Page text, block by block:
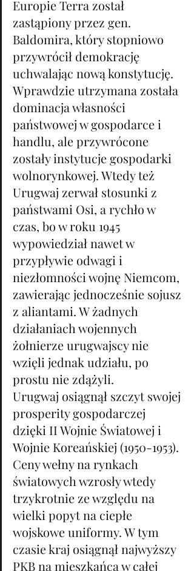
Europie Terra został
zastąpiony przez gen.
Baldomira, który stopniowo
przywrócił demokrację
uchwalając nową konstytucję.
Wprawdzie utrzymana została
dominacja własności
państwowej w gospodarce i
handlu, ale przywrócone
zostały instytucje gospodarki
wolnorynkowej. Wtedy też
Urugwaj zerwał stosunki z
państwami Osi, a rychło w
czas, bo w roku 1945
wypowiedział nawet w
przypływie odwagi i
niezłomności wojnę Niemcom,
zawierając jednocześnie sojusz
z aliantami. W żadnych
działaniach wojennych
żołnierze urugwajscy nie
wzięli jednak udziału, po
prostu nie zdążyli.
Urugwaj osiągnął szczyt swojej
prosperity gospodarczej
dzięki II Wojnie Światowej i
Wojnie Koreańskiej (1950-1953).
Ceny wełny na rynkach
światowych wzrosły wtedy
trzykrotnie ze względu na
wielki popyt na ciepłe
wojskowe uniformy. W tym
czasie kraj osiągnął najwyższy
PKB na mieszkańca w całej